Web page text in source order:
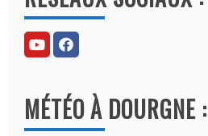
e
r
n
t
i
MÉTÉO À DOURGNE :